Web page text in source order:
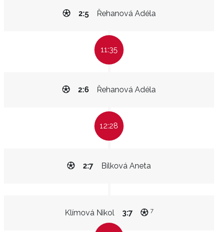
Řehanová Adéla
2:5
11:35
Řehanová Adéla
2:6
12:28
Bílková Aneta
2:7
Klímová Nikol 3:7 7